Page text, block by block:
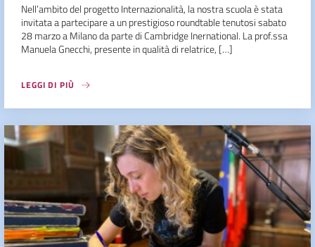
Nell’ambito del progetto Internazionalità, la nostra scuola è stata
invitata a partecipare a un prestigioso roundtable tenutosi sabato
28 marzo a Milano da parte di Cambridge Inernational. La prof.ssa
Manuela Gnecchi, presente in qualità di relatrice, […]
LEGGI DI PIÙ